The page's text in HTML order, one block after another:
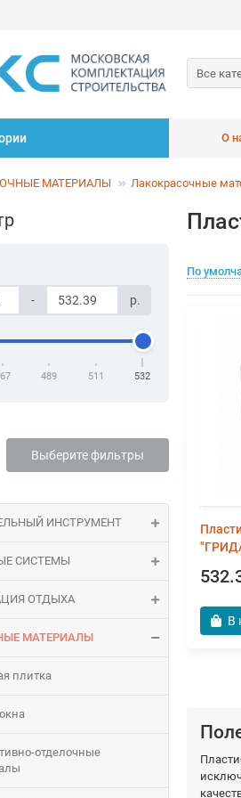
Все
О
МАТЕРИАЛЫ Лакокрасочные
- р.
489 511 532
Выберите фильтры
ИНСТРУМЕНТ
СИСТЕМЫ
ОТДЫХА
МАТЕРИАЛЫ
плитка
отделочные
По
В